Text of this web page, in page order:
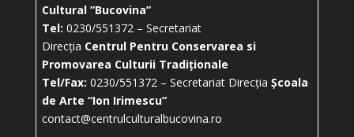
Cultural ”Bucovina”
Tel: 0230/551372 – Secretariat
Direcția Centrul Pentru Conservarea si
Promovarea Culturii Tradiționale
Tel/Fax: 0230/551372 – Secretariat Direcția Școala
de Arte “Ion Irimescu”
contact@centrulculturalbucovina.ro